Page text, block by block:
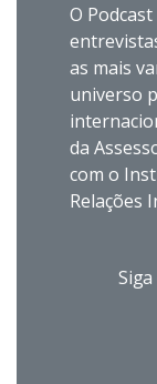
O
as mais
universo
da
com o
Relações